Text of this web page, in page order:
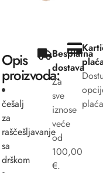
Opis
proizvoda:
češalj
za
raščešljavanje
sa
drškom
Besplatna
dostava
Za
sve
iznose
veće
od
100,00
€.